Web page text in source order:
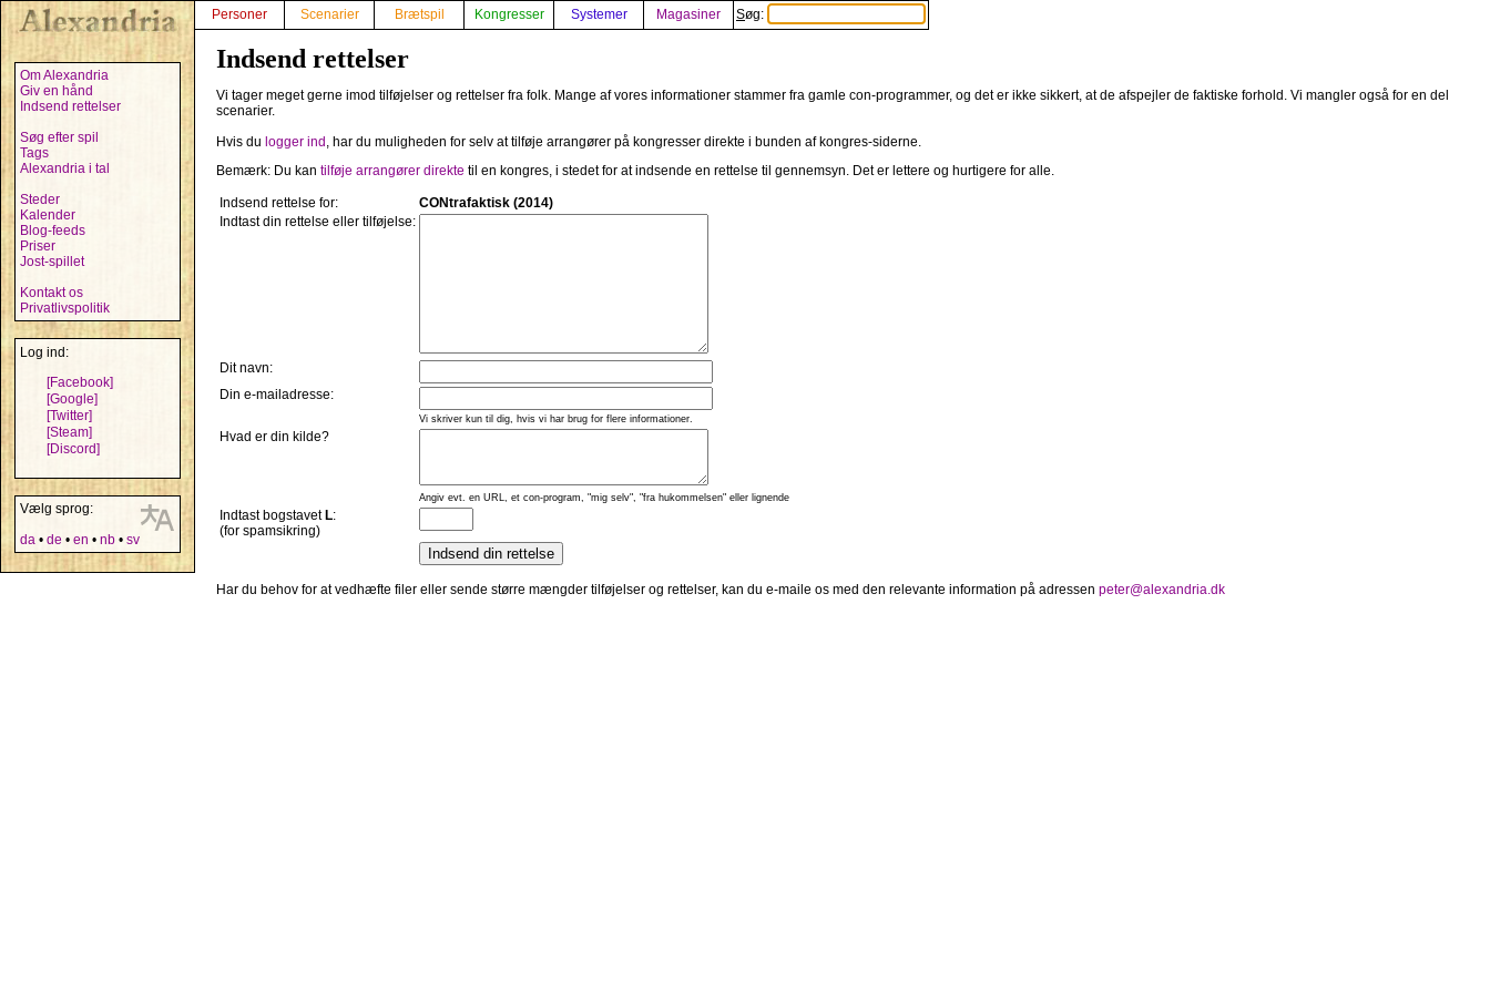
Om Alexandria
Giv en hånd
Indsend rettelser
Søg efter spil
Tags
Alexandria i tal
Steder
Kalender
Blog-feeds
Priser
Jost-spillet
Kontakt os
Privatlivspolitik
Log ind:
[Facebook]
[Google]
[Twitter]
[Steam]
[Discord]
Vælg sprog:
da • de • en • nb • sv
Personer Scenarier Brætspil Kongresser Systemer Magasiner Søg:
Indsend rettelser
Vi tager meget gerne imod tilføjelser og rettelser fra folk. Mange af vores informationer stammer fra gamle con-programmer, og det er ikke sikkert, at de afspejler de faktiske forhold. Vi mangler også for en del
scenarier.
Hvis du logger ind , har du muligheden for selv at tilføje arrangører på kongresser direkte i bunden af kongres-siderne.
Bemærk: Du kan tilføje arrangører direkte til en kongres, i stedet for at indsende en rettelse til gennemsyn. Det er lettere og hurtigere for alle.
Indsend rettelse for:
CONtrafaktisk (2014)
Indtast din rettelse eller tilføjelse:
Dit navn:
Din e-mailadresse:
Vi skriver kun til dig, hvis vi har brug for flere informationer.
Hvad er din kilde?
Angiv evt. en URL, et con-program, "mig selv", "fra hukommelsen" eller lignende
Indtast bogstavet L:
(for spamsikring)
Har du behov for at vedhæfte filer eller sende større mængder tilføjelser og rettelser, kan du e-maile os med den relevante information på adressen peter@alexandria.dk